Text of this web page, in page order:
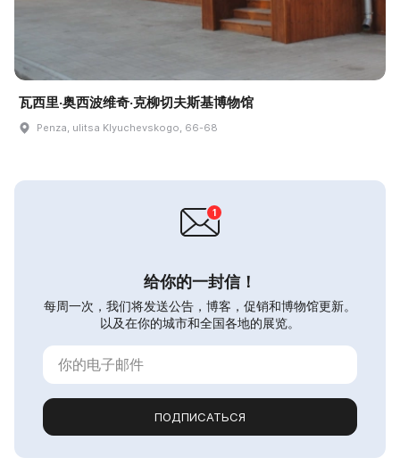
瓦西里·奥西波维奇·克柳切夫斯基博物馆
Penza, ulitsa Klyuchevskogo, 66-68
给你的一封信！
每周一次，我们将发送公告，博客，促销和博物馆更新。
以及在你的城市和全国各地的展览。
ПОДПИСАТЬСЯ